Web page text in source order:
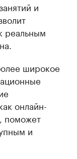
и
реальным
широкое
онлайн-
поможет
и